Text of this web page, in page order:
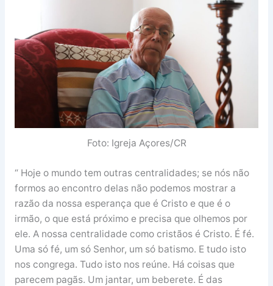
Foto: Igreja Açores/CR
“ Hoje o mundo tem outras centralidades; se nós não
formos ao encontro delas não podemos mostrar a
razão da nossa esperança que é Cristo e que é o
irmão, o que está próximo e precisa que olhemos por
ele. A nossa centralidade como cristãos é Cristo. É fé.
Uma só fé, um só Senhor, um só batismo. E tudo isto
nos congrega. Tudo isto nos reúne. Há coisas que
parecem pagãs. Um jantar, um beberete. É das